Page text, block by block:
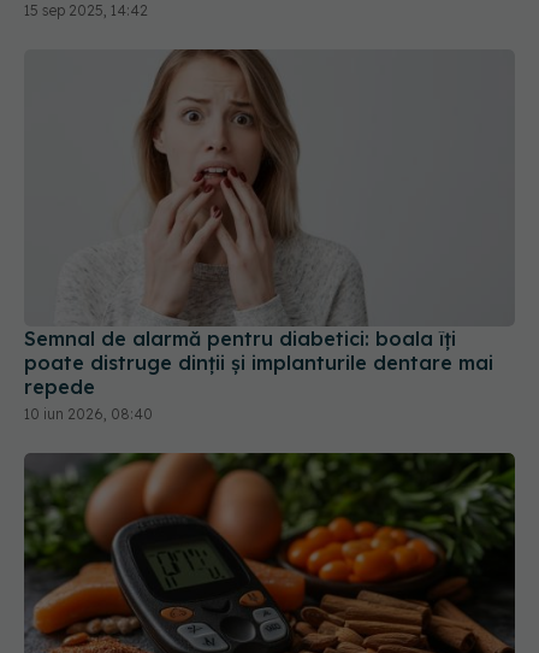
15 sep 2025, 14:42
Semnal de alarmă pentru diabetici: boala îți
poate distruge dinții și implanturile dentare mai
repede
10 iun 2026, 08:40